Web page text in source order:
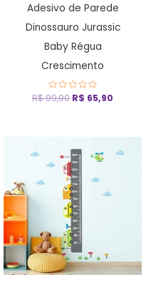
Adesivo de Parede
Dinossauro Jurassic
Baby Régua
Crescimento
Avaliação
0
R$99,90 R$ 65,90